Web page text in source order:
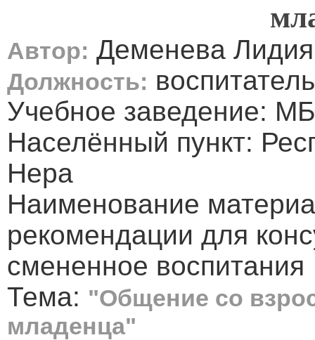
Автор: Деменева
Должность: воспитатель
Учебное заведение:
Населённый пункт:
Нера
Наименование
рекомендации для
смененное воспитания
Тема: "Общение со
младенца"